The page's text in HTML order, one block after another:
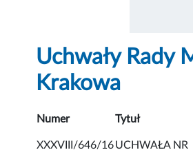
Uchwały Rady
Krakowa
Numer Tytuł
XXXVIII/646/16UCHWAŁA NR